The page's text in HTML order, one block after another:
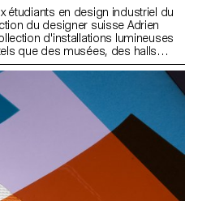
étudiants en design industriel du
du designer suisse Adrien
d'installations lumineuses
que des musées, des halls
principalement l'accent sur
approche a consisté à
à partir des composants
le tissu urbain de Séoul, plutôt